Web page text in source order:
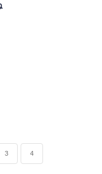
3 4